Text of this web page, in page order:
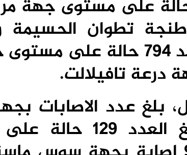
مكناس، و رصد 794 حالة
في حين بلغ